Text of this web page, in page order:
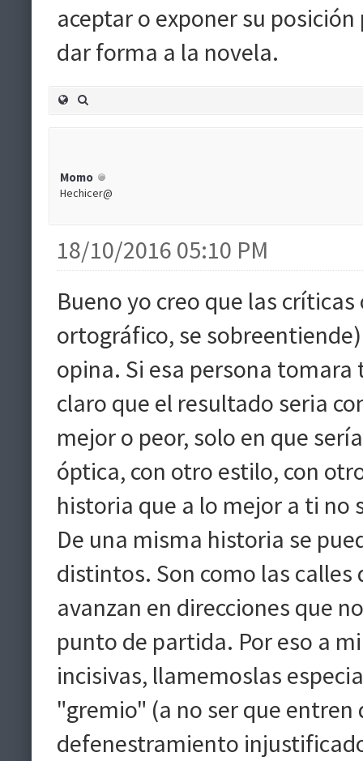
aceptar o exponer su
dar forma a la novela.
Momo
Hechicer@
18/10/2016 05:10 PM
Bueno yo creo que las
ortográfico, se
opina. Si esa persona
claro que el resultado seria
mejor o peor, solo en que
óptica, con otro estilo, con
historia que a lo mejor a ti no
De una misma historia se
distintos. Son como las
avanzan en direcciones que
punto de partida. Por eso a
incisivas, llamemoslas
"gremio" (a no ser que
defenestramiento